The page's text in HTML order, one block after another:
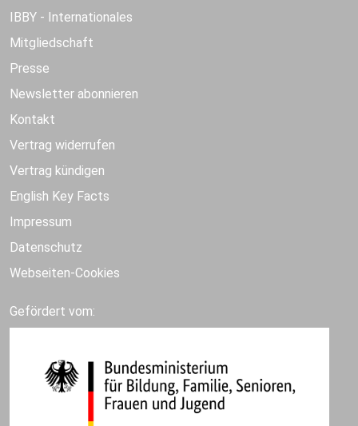
IBBY - Internationales
Mitgliedschaft
Presse
Newsletter abonnieren
Kontakt
Vertrag widerrufen
Vertrag kündigen
English Key Facts
Impressum
Datenschutz
Webseiten-Cookies
Gefördert vom: